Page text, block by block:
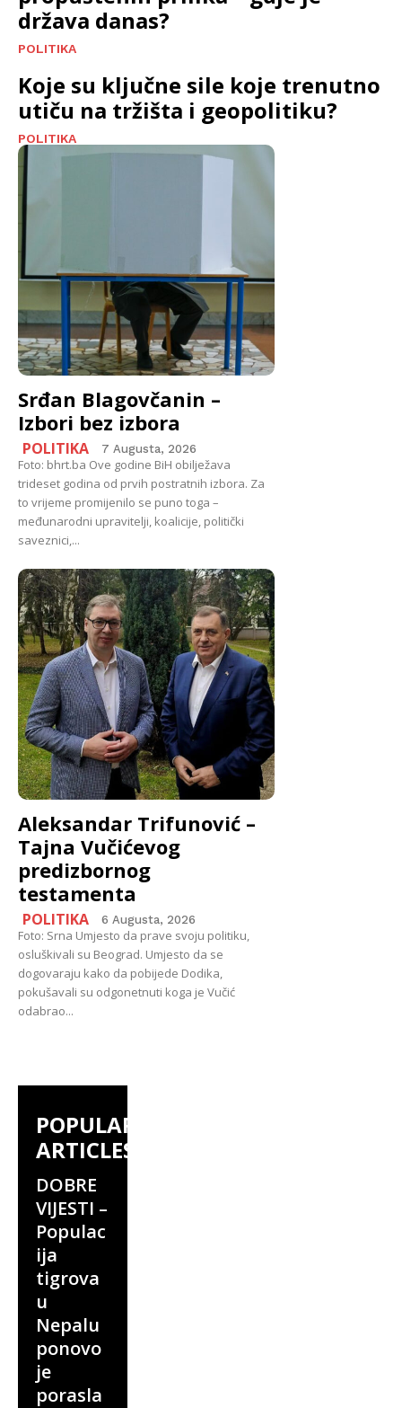
država danas?
POLITIKA
Koje su ključne sile koje trenutno
utiču na tržišta i geopolitiku?
POLITIKA
Srđan Blagovčanin –
Izbori bez izbora
POLITIKA 7 Augusta, 2026
Foto: bhrt.ba Ove godine BiH obilježava
trideset godina od prvih postratnih izbora. Za
to vrijeme promijenilo se puno toga –
međunarodni upravitelji, koalicije, politički
saveznici,...
Aleksandar Trifunović –
Tajna Vučićevog
predizbornog
testamenta
POLITIKA 6 Augusta, 2026
Foto: Srna Umjesto da prave svoju politiku,
osluškivali su Beograd. Umjesto da se
dogovaraju kako da pobijede Dodika,
pokušavali su odgonetnuti koga je Vučić
odabrao...
POPULAR
ARTICLES
DOBRE
VIJESTI –
Populac
ija
tigrova
u
Nepalu
ponovo
je
porasla